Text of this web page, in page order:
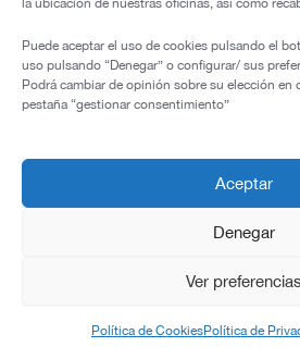
la ubicación de nuestras oficinas, así como
Puede aceptar el uso de cookies pulsando el
uso pulsando “Denegar” o configurar/ sus
Podrá cambiar de opinión sobre su elección en
pestaña “gestionar consentimiento”
Aceptar
Denegar
Ver preferencias
Política de CookiesPolítica de
Aviso Legal
Política de
Transparencia e